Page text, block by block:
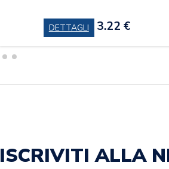
DETTAGLI 3.22 €
ISCRIVITI ALLA